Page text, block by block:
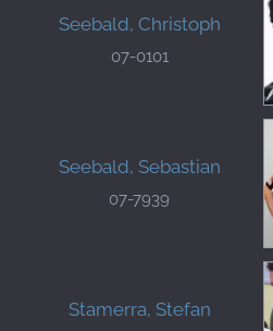
Seebald, Christoph
07-0101
Seebald, Sebastian
07-7939
Stamerra, Stefan